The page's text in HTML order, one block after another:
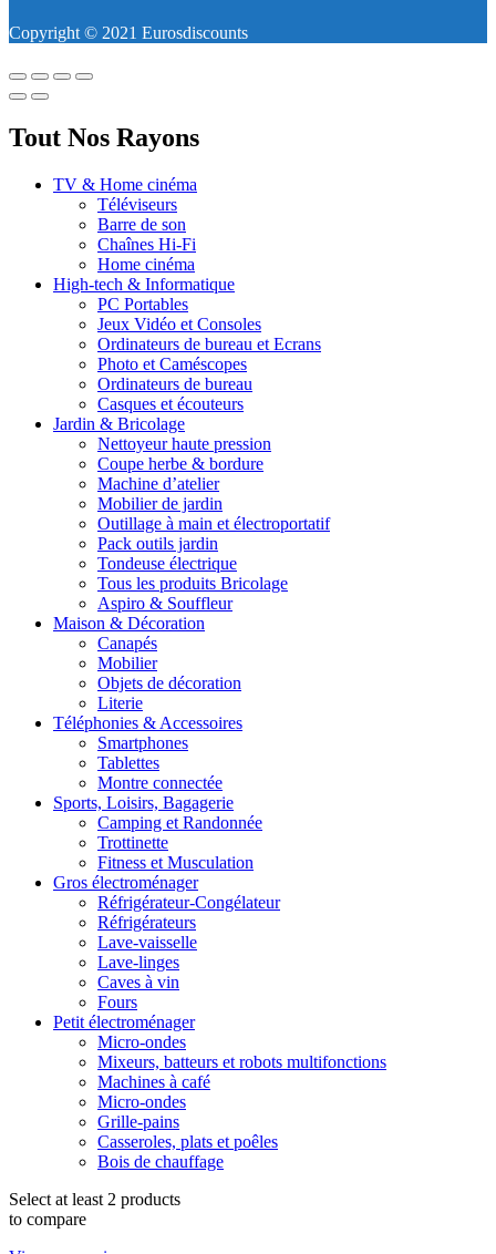
Copyright © 2021 Eurosdiscounts
Tout Nos Rayons
TV & Home cinéma
Téléviseurs
Barre de son
Chaînes Hi-Fi
Home cinéma
High-tech & Informatique
PC Portables
Jeux Vidéo et Consoles
Ordinateurs de bureau et Ecrans
Photo et Caméscopes
Ordinateurs de bureau
Casques et écouteurs
Jardin & Bricolage
Nettoyeur haute pression
Coupe herbe & bordure
Machine d’atelier
Mobilier de jardin
Outillage à main et électroportatif
Pack outils jardin
Tondeuse électrique
Tous les produits Bricolage
Aspiro & Souffleur
Maison & Décoration
Canapés
Mobilier
Objets de décoration
Literie
Téléphonies & Accessoires
Smartphones
Tablettes
Montre connectée
Sports, Loisirs, Bagagerie
Camping et Randonnée
Trottinette
Fitness et Musculation
Gros électroménager
Réfrigérateur-Congélateur
Réfrigérateurs
Lave-vaisselle
Lave-linges
Caves à vin
Fours
Petit électroménager
Micro-ondes
Mixeurs, batteurs et robots multifonctions
Machines à café
Micro-ondes
Grille-pains
Casseroles, plats et poêles
Bois de chauffage
Select at least 2 products
to compare